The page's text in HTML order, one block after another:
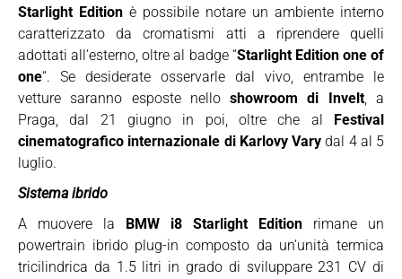
Starlight Edition è possibile notare un ambiente interno
caratterizzato da cromatismi atti a riprendere quelli
adottati all’esterno, oltre al badge “Starlight Edition one of
one“. Se desiderate osservarle dal vivo, entrambe le
vetture saranno esposte nelloshowroom di Invelt, a
Praga, dal 21 giugno in poi, oltre che al Festival
cinematografico internazionale di Karlovy Vary dal 4 al 5
luglio.
Sistema ibrido
A muovere la BMW i8 Starlight Edition rimane un
powertrain ibrido plug-in composto da un’unità termica
tricilindrica da 1.5 litri in grado di sviluppare 231 CV di